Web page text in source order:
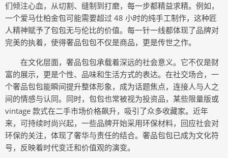
们倾注心血，从切割、缝制到打磨，每一步都精益求精。例如，
一个爱马仕柏金包可能需要超过 48 小时的纯手工制作，这种匠
人精神赋予了包包无与伦比的价值。每一针一线都体现了品牌对
完美的执着，使得奢品包包不仅是商品，更是传世之作。
在文化层面，奢品包包承载着深远的社会意义。它不仅是财
富的展示，更是个性、品味和生活方式的表达。在社交场合，一
个奢品包包能瞬间提升整体形象，成为话题焦点，连接人与人之
间的情感与认同。同时，包包也常被视为投资品，某些限量版或
vintage 款式在二手市场价格飙升，吸引了众多收藏家。近年
来，可持续时尚兴起，一些品牌开始采用环保材料，回应社会对
环保的关注，体现了奢华与责任的结合。奢品包包已成为文化符
号，反映着时代变迁和价值观的演变。